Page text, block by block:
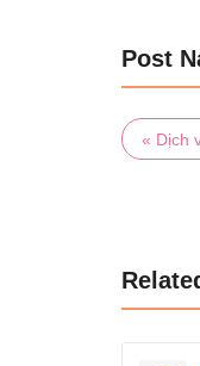
Post
« Dịch